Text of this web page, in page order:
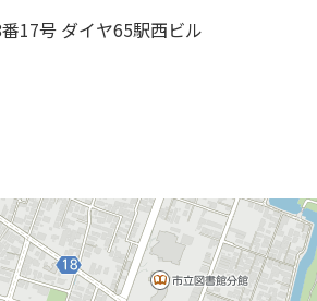
17号 ダイヤ65駅西ビル